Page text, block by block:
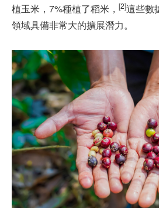
植玉米，7%種植了稻米， [2]這些數
領域具備非常大的擴展潛力。